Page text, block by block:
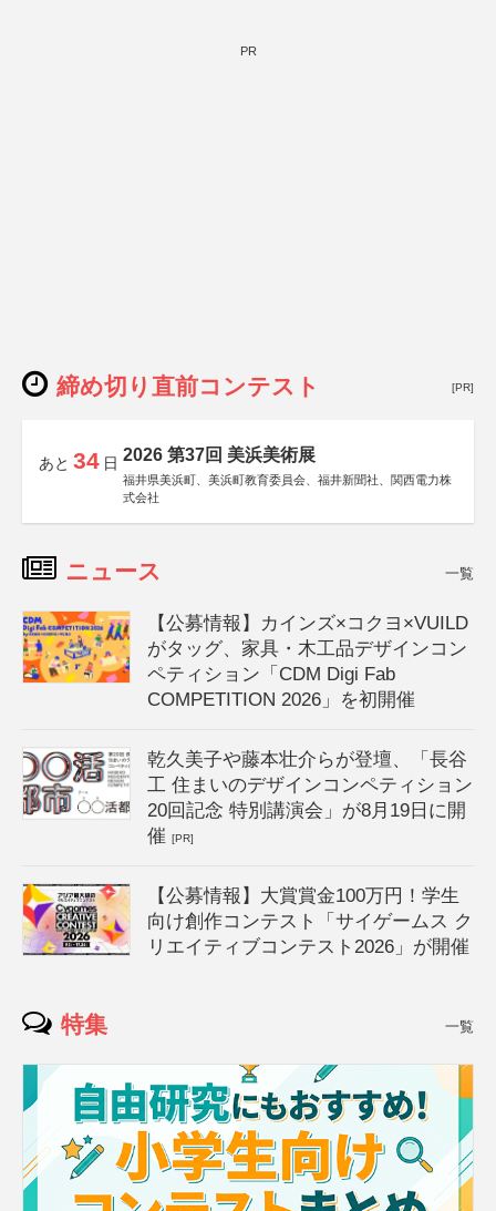
PR
締め切り直前コンテスト [PR]
あと 34 日 2026 第37回 美浜美術展
福井県美浜町、美浜町教育委員会、福井新聞社、関西電力株
式会社
ニュース 一覧
【公募情報】カインズ×コクヨ×VUILD
がタッグ、家具・木工品デザインコン
ペティション「CDM Digi Fab
COMPETITION 2026」を初開催
乾久美子や藤本壮介らが登壇、「長谷
工 住まいのデザインコンペティション
20回記念 特別講演会」が8月19日に開
催[PR]
【公募情報】大賞賞金100万円！学生
向け創作コンテスト「サイゲームス ク
リエイティブコンテスト2026」が開催
特集 一覧